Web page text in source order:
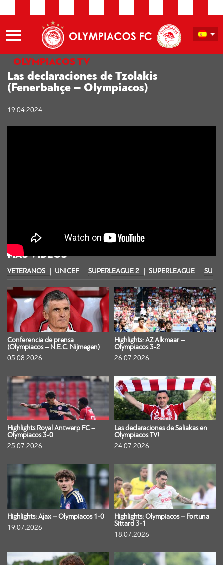
OLYMPIACOS TV
Las declaraciones de Tzolakis
(Fenerbahçe – Olympiacos)
19.04.2024
MÁS VIDEOS
VETERANOS UNICEF SUPERLEAGUE 2 SUPERLEAGUE
Conferencia de prensa
(Olympiacos – N.E.C. Nijmegen)
05.08.2026
Highlights: AZ Alkmaar –
Olympiacos 3-2
26.07.2026
Highlights Royal Antwerp FC –
Olympiacos 3-0
25.07.2026
Las declaraciones de Saliakas en
Olympiacos TV!
24.07.2026
Highlights: Ajax – Olympiacos 1-0
19.07.2026
Highlights: Olympiacos – Fortuna
Sittard 3-1
18.07.2026